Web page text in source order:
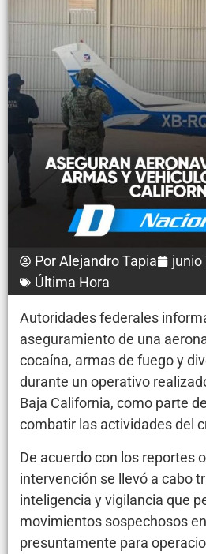
PorAlejandro Tapia
junio
Última Hora
Autoridades federales
aseguramiento de una
cocaína, armas de fuego y
durante un operativo
Baja California, como parte
combatir las actividades del
De acuerdo con los reportes
intervención se llevó a cabo
inteligencia y vigilancia que
movimientos sospechosos
presuntamente para